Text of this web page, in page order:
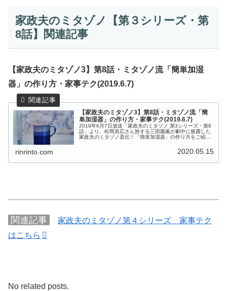
家政夫のミタゾノ【第３シリーズ・第
8話】関連記事
【家政夫のミタゾノ3】第8話・ミタゾノ流「簡単加湿
器」の作り方・家事テク(2019.6.7)
【家政夫のミタゾノ3】第8話・ミタゾノ流「簡
単加湿器」の作り方・家事テク(2019.6.7)
2019年6月7日放送「家政夫のミタゾノ 第3シリーズ・第8
話」より、松岡昌広さん扮する三田園薫が劇中に披露した
家政夫のミタゾノ直伝！「簡単加湿器」の作り方をご紹介
rinrinto.com 2020.05.15
関連記事
家政夫のミタゾノ第４シリーズ 家事テク
はこちら
No related posts.